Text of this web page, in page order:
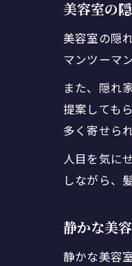
美容室の
美容室の隠
マンツーマ
また、隠れ
提案しても
多く寄せら
人目を気に
しながら、
静かな美
静かな美容